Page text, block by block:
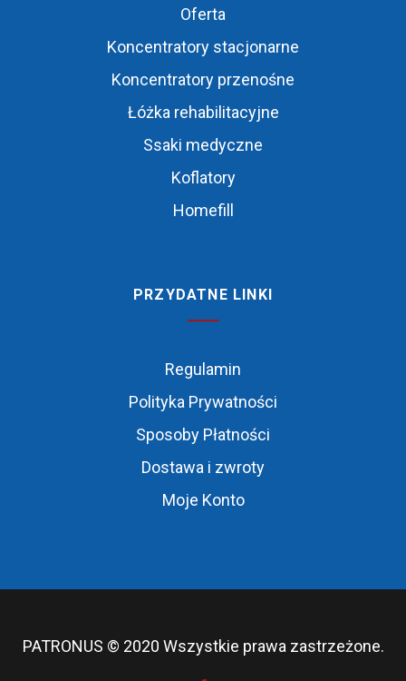
Oferta
Koncentratory stacjonarne
Koncentratory przenośne
Łóżka rehabilitacyjne
Ssaki medyczne
Koflatory
Homefill
PRZYDATNE LINKI
Regulamin
Polityka Prywatności
Sposoby Płatności
Dostawa i zwroty
Moje Konto
PATRONUS © 2020 Wszystkie prawa zastrzeżone.